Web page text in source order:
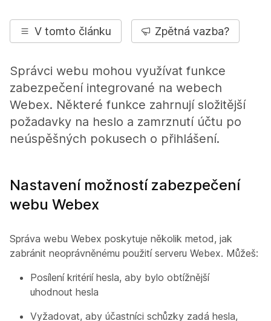
V tomto článku Zpětná vazba?
Správci webu mohou využívat funkce
zabezpečení integrované na webech
Webex. Některé funkce zahrnují složitější
požadavky na heslo a zamrznutí účtu po
neúspěšných pokusech o přihlášení.
Nastavení možností zabezpečení
webu Webex
Správa webu Webex poskytuje několik metod, jak
zabránit neoprávněnému použití serveru Webex. Můžeš:
Posílení kritérií hesla, aby bylo obtížnější
uhodnout hesla
Vyžadovat, aby účastníci schůzky zadá hesla,